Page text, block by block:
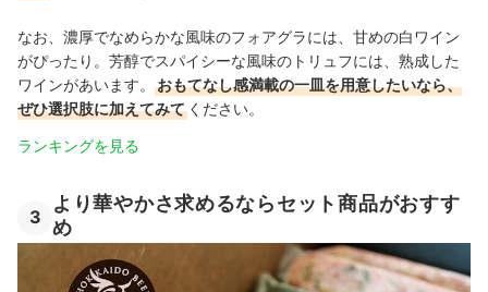
なお、濃厚でなめらかな風味のフォアグラには、甘めの白ワイン
がぴったり。芳醇でスパイシーな風味のトリュフには、熟成した
ワインがあいます。
おもてなし感満載の一皿を用意したいなら、
ぜひ選択肢に加えてみて ください。
ランキングを見る
3
より華やかさ求めるならセット商品がおすす
め